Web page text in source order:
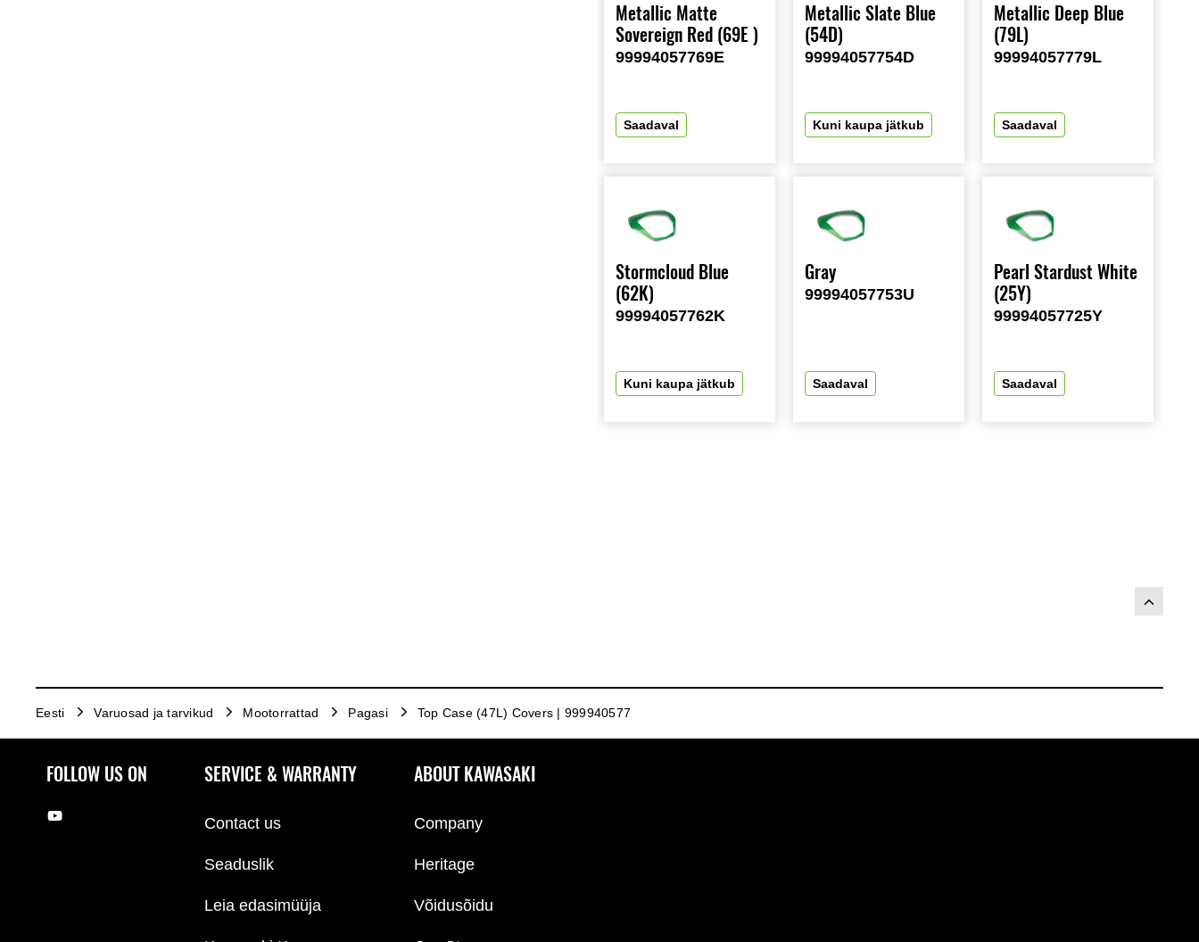
Metallic Matte
Sovereign Red (69E )
99994057769E
Saadaval
Metallic Slate Blue
(54D)
99994057754D
Kuni kaupa jätkub
Metallic Deep Blue
(79L)
99994057779L
Saadaval
Stormcloud Blue
(62K)
99994057762K
Kuni kaupa jätkub
Gray
99994057753U
Saadaval
Pearl Stardust White
(25Y)
99994057725Y
Saadaval
Eesti Varuosad ja tarvikud Mootorrattad Pagasi Top Case (47L) Covers | 999940577
FOLLOW US ON SERVICE & WARRANTY
Contact us
Seaduslik
Leia edasimüüja
ABOUT KAWASAKI
Company
Heritage
Võidusõidu